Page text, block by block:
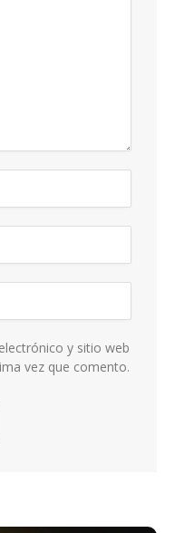
y sitio web
vez que comento.